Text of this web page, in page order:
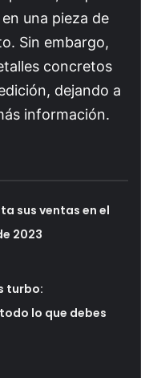
una pieza de
Sin embargo,
concretos
dejando a
información.
sus ventas en el
2023
turbo:
lo que debes